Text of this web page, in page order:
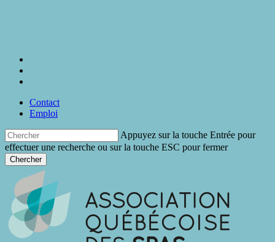
Contact
Emploi
Appuyez sur la touche Entrée pour
effectuer une recherche ou sur la touche ESC pour fermer
Chercher
Search